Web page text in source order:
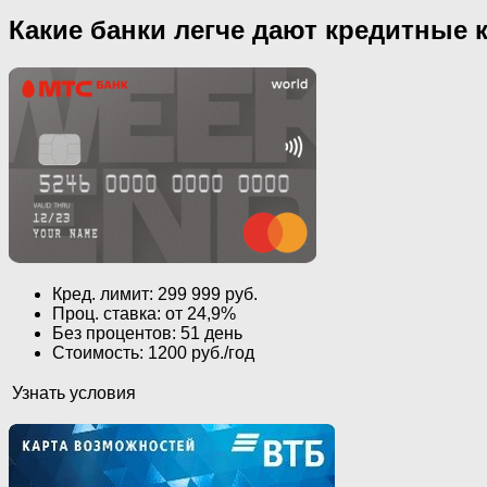
Какие банки легче дают кредитные
Кред. лимит: 299 999 руб.
Проц. ставка: от 24,9%
Без процентов: 51 день
Стоимость: 1200 руб./год
Узнать условия